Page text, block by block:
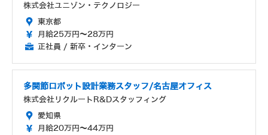
株式会社ユニゾン・テクノロジー
東京都
月給25万円～28万円
正社員 / 新卒・インターン
多関節ロボット設計業務スタッフ/名古屋オフィス
株式会社リクルートR&Dスタッフィング
愛知県
月給20万円～44万円